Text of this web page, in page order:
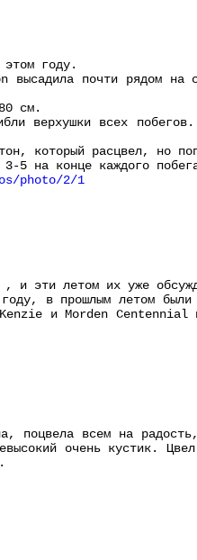
этом году.
почти рядом на
см.
верхушки всех
который расцвел, но
на конце каждого
photo/2/1
и эти летом их уже
в прошлым летом
и Morden
поцвела всем на
очень кустик.